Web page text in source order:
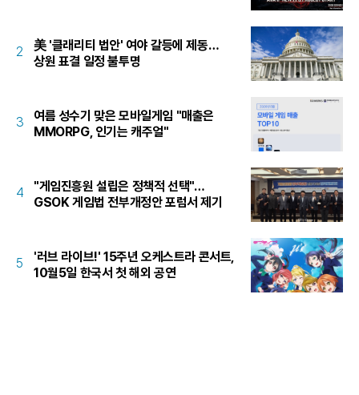
2
美 '클래리티 법안' 여야 갈등에 제동…
상원 표결 일정 불투명
3
여름 성수기 맞은 모바일게임 "매출은
MMORPG, 인기는 캐주얼"
4
"게임진흥원 설립은 정책적 선택"…
GSOK 게임법 전부개정안 포럼서 제기
5
'러브 라이브!' 15주년 오케스트라 콘서트,
10월5일 한국서 첫 해외 공연